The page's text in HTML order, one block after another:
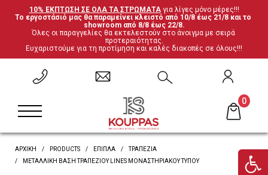
10% ΕΚΠΤΩΣΗ ΣΕ ΟΛΑ ΤΑ ΣΤΡΩΜΑΤΑ για λίγες μόνο μέρες!!!
Το εργοστάσιό μας θα παραμείνει κλειστό από 10/8 έως 21/8 και το
showroom από 8/8 έως 22/8.
Όλες οι παραγγελίες θα εκτελεστούν στο άνοιγμα με σειρά
προτεραιότητας.
Ευχαριστούμε για τη προτίμηση και καλές διακοπές σε όλους!!!
0
ΕΠΙΣΤΡΟΦΗ
Σετ Υπνοδωματίου
Κρεβάτια Ξύλο-Μέταλλο
Ντυμένα Κρεβάτια
ΕΠΙΣΤΡΟΦΗ
Ανατομικά
Βρες το στρώμα σου
ΕΠΙΣΤΡΟΦΗ
Καρέκλες
Γραφεία
ΕΠΙΣΤΡΟΦΗ
Έπιπλα ξενοδοχείου
ΑΡΧΙΚΗ PRODUCTS ΈΠΙΠΛΑ
ΤΡΑΠΈΖΙΑ
ΜΕΤΑΛΛΙΚΉ ΒΆΣΗ ΤΡΑΠΕΖΙΟΎ LINES ΜΟΝΑΣΤΗΡΙΑΚΟΎ ΤΎΠΟΥ